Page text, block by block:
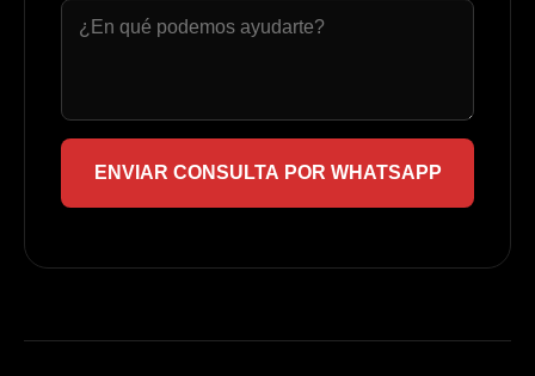
ENVIAR CONSULTA POR WHATSAPP